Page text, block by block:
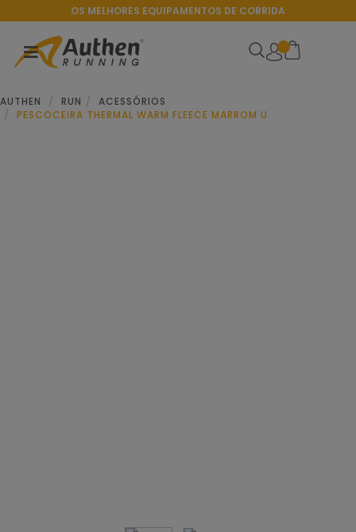
OS MELHORES EQUIPAMENTOS DE CORRIDA
AUTHEN RUN
ACESSÓRIOS
PESCOCEIRA THERMAL WARM FLEECE MARROM U